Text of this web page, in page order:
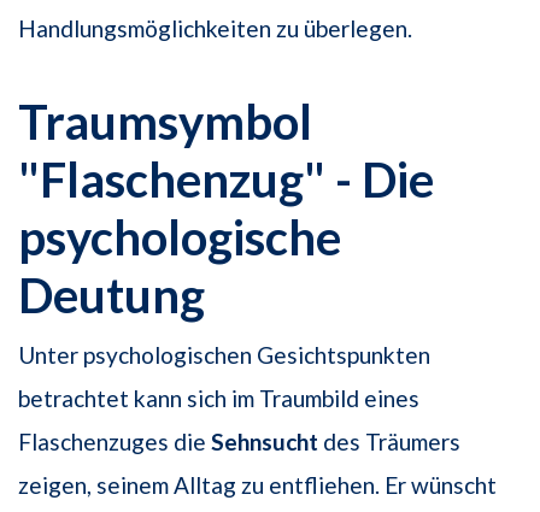
Handlungsmöglichkeiten zu überlegen.
Traumsymbol
"Flaschenzug" - Die
psychologische
Deutung
Unter psychologischen Gesichtspunkten
betrachtet kann sich im Traumbild eines
Flaschenzuges die Sehnsucht des Träumers
zeigen, seinem Alltag zu entfliehen. Er wünscht